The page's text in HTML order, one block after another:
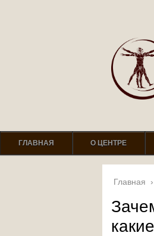
ГЛАВНАЯ О ЦЕНТРЕ
Главная ›